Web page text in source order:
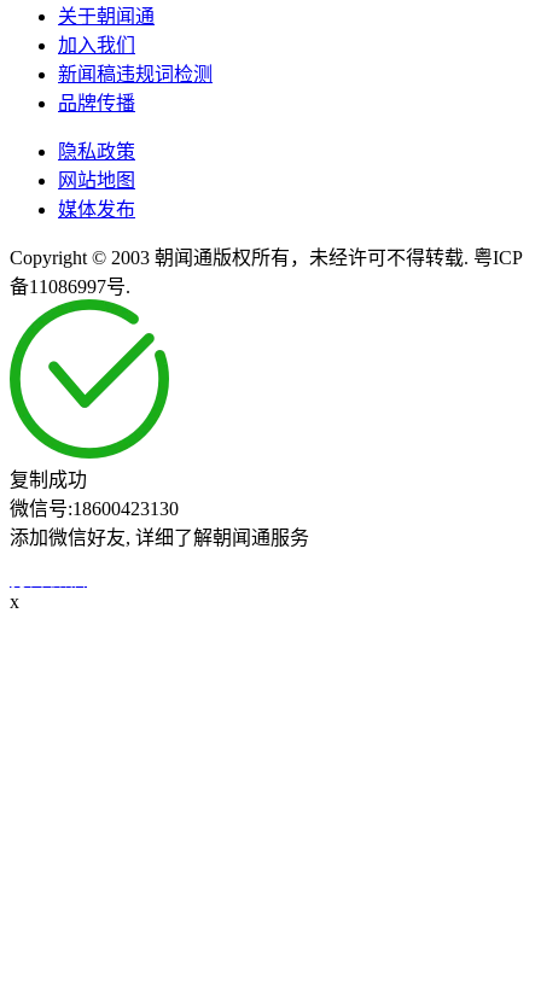
关于朝闻通
加入我们
新闻稿违规词检测
品牌传播
隐私政策
网站地图
媒体发布
Copyright © 2003 朝闻通版权所有，未经许可不得转载. 粤ICP
备11086997号.
复制成功
微信号:18600423130
添加微信好友, 详细了解朝闻通服务
x